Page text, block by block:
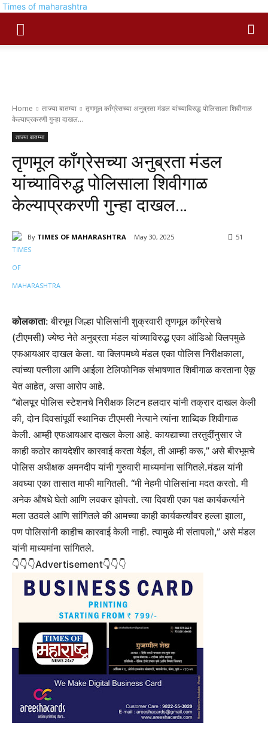
Times of maharashtra
Home ताज्या बातम्या
तृणमूल काँग्रेसच्या अनुब्रता मंडल यांच्याविरुद्ध पोलिसाला शिवीगाळ
केल्याप्रकरणी गुन्हा दाखल...
ताज्या बातम्या
तृणमूल काँग्रेसच्या अनुब्रता मंडल
यांच्याविरुद्ध पोलिसाला शिवीगाळ
केल्याप्रकरणी गुन्हा दाखल…
By TIMES OF MAHARASHTRA May 30, 2025 51
कोलकाता: बीरभूम जिल्हा पोलिसांनी शुक्रवारी तृणमूल काँग्रेसचे
(टीएमसी) ज्येष्ठ नेते अनुब्रता मंडल यांच्याविरुद्ध एका ऑडिओ क्लिपमुळे
एफआयआर दाखल केला. या क्लिपमध्ये मंडल एका पोलिस निरीक्षकाला,
त्यांच्या पत्नीला आणि आईला टेलिफोनिक संभाषणात शिवीगाळ करताना ऐकू
येत आहेत, असा आरोप आहे.
“बोलपूर पोलिस स्टेशनचे निरीक्षक लिटन हलदार यांनी तक्रार दाखल केली
की, दोन दिवसांपूर्वी स्थानिक टीएमसी नेत्याने त्यांना शाब्दिक शिवीगाळ
केली. आम्ही एफआयआर दाखल केला आहे. कायद्याच्या तरतुदींनुसार जे
काही कठोर कायदेशीर कारवाई करता येईल, ती आम्ही करू,” असे बीरभूमचे
पोलिस अधीक्षक अमनदीप यांनी गुरुवारी माध्यमांना सांगितले.मंडल यांनी
अवघ्या एका तासात माफी मागितली. “मी नेहमी पोलिसांना मदत करतो. मी
अनेक औषधे घेतो आणि लवकर झोपतो. त्या दिवशी एका पक्ष कार्यकर्त्याने
मला उठवले आणि सांगितले की आमच्या काही कार्यकर्त्यांवर हल्ला झाला,
पण पोलिसांनी काहीच कारवाई केली नाही. त्यामुळे मी संतापलो,” असे मंडल
यांनी माध्यमांना सांगितले.
👇👇👇Advertisement👇👇👇